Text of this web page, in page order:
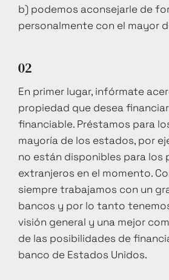
b) podemos aconsejarle de
personalmente con el mayor
02
En primer lugar, infórmate
propiedad que desea
financiable. Préstamos para
mayoría de los estados, por
no están disponibles para los
extranjeros en el momento.
siempre trabajamos con un
bancos y por lo tanto
visión general y una mejor
de las posibilidades de
banco de Estados Unidos.